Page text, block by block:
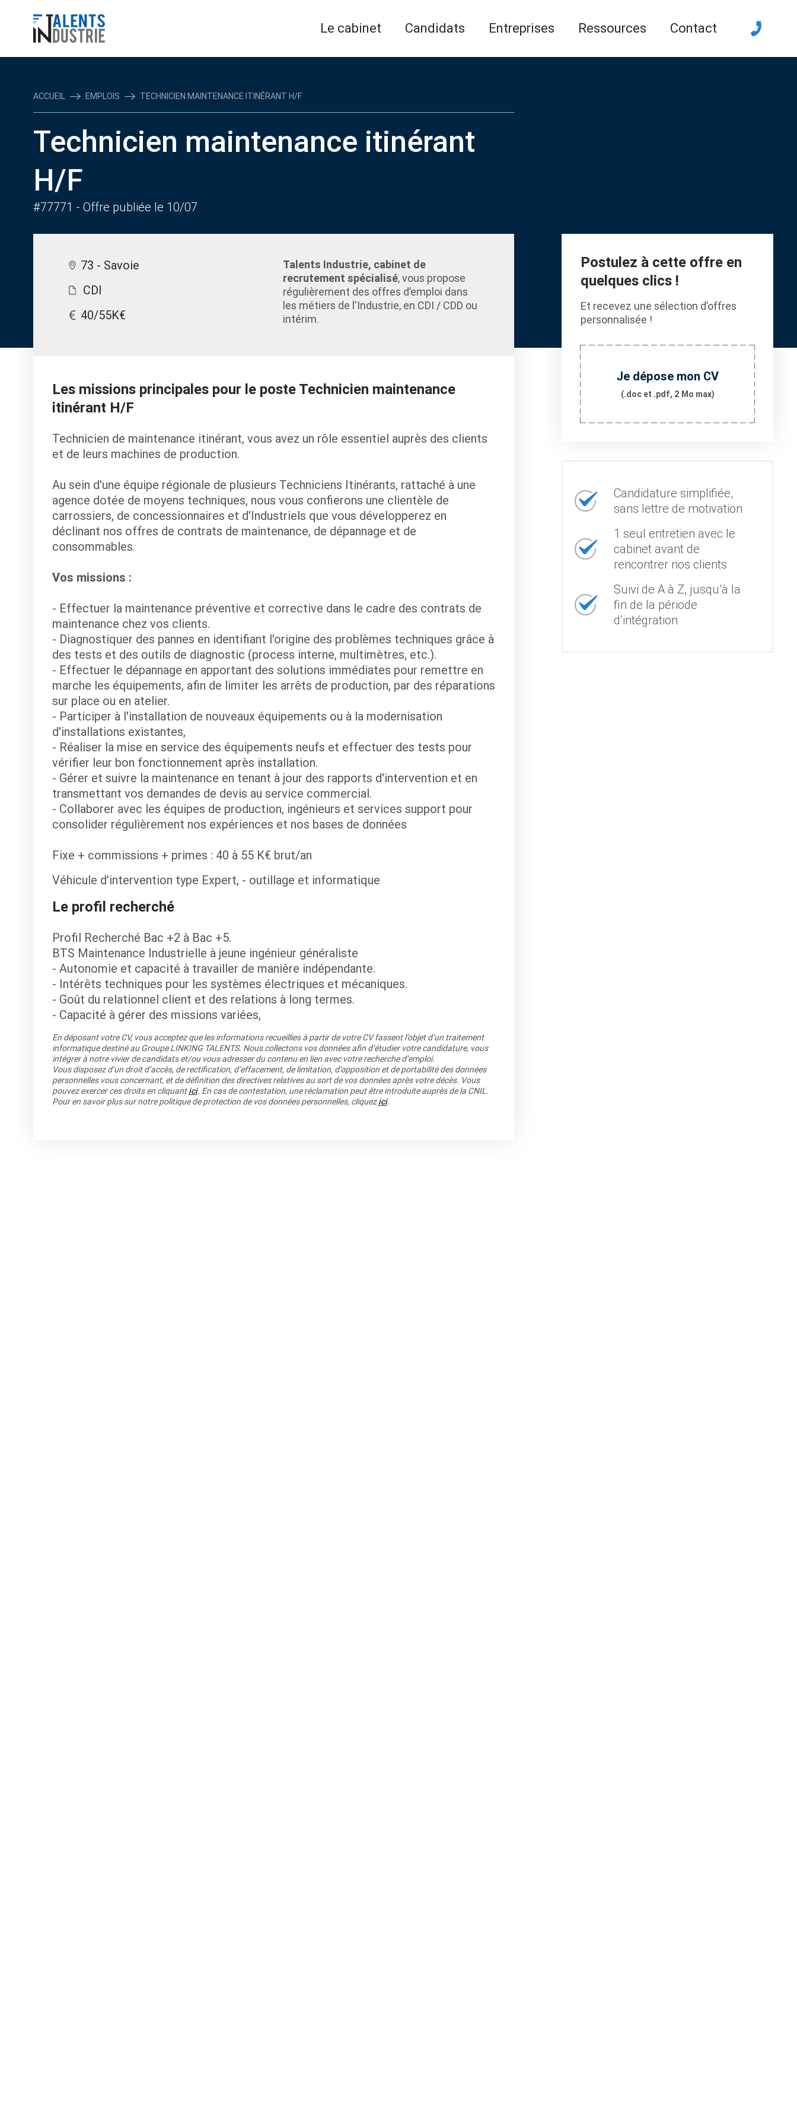
Le cabinet Candidats Entreprises Ressources Contact
ACCUEIL EMPLOIS TECHNICIEN MAINTENANCE ITINÉRANT H/F
Technicien maintenance itinérant
H/F
#77771 - Offre publiée le 10/07
73 - Savoie
CDI
40/55K€
Talents Industrie, cabinet de
recrutement spécialisé, vous propose
régulièrement des offres d’emploi dans
les métiers de l'Industrie, en CDI / CDD ou
intérim.
Les missions principales pour le poste Technicien maintenance
itinérant H/F
Technicien de maintenance itinérant, vous avez un rôle essentiel auprès des clients
et de leurs machines de production.
Au sein d'une équipe régionale de plusieurs Techniciens Itinérants, rattaché à une
agence dotée de moyens techniques, nous vous confierons une clientèle de
carrossiers, de concessionnaires et d'Industriels que vous développerez en
déclinant nos offres de contrats de maintenance, de dépannage et de
consommables.
Vos missions :
- Effectuer la maintenance préventive et corrective dans le cadre des contrats de
maintenance chez vos clients.
- Diagnostiquer des pannes en identifiant l'origine des problèmes techniques grâce à
des tests et des outils de diagnostic (process interne, multimètres, etc.).
- Effectuer le dépannage en apportant des solutions immédiates pour remettre en
marche les équipements, afin de limiter les arrêts de production, par des réparations
sur place ou en atelier.
- Participer à l'installation de nouveaux équipements ou à la modernisation
d'installations existantes,
- Réaliser la mise en service des équipements neufs et effectuer des tests pour
vérifier leur bon fonctionnement après installation.
- Gérer et suivre la maintenance en tenant à jour des rapports d'intervention et en
transmettant vos demandes de devis au service commercial.
- Collaborer avec les équipes de production, ingénieurs et services support pour
consolider régulièrement nos expériences et nos bases de données
Fixe + commissions + primes : 40 à 55 K€ brut/an
Véhicule d'intervention type Expert, - outillage et informatique
Le profil recherché
Profil Recherché Bac +2 à Bac +5.
BTS Maintenance Industrielle à jeune ingénieur généraliste
- Autonomie et capacité à travailler de manière indépendante.
- Intérêts techniques pour les systèmes électriques et mécaniques.
- Goût du relationnel client et des relations à long termes.
- Capacité à gérer des missions variées,
En déposant votre CV, vous acceptez que les informations recueillies à partir de votre CV fassent l’objet d’un traitement
informatique destiné au Groupe LINKING TALENTS. Nous collectons vos données afin d’étudier votre candidature, vous
intégrer à notre vivier de candidats et/ou vous adresser du contenu en lien avec votre recherche d’emploi.
Vous disposez d’un droit d’accès, de rectification, d’effacement, de limitation, d’opposition et de portabilité des données
personnelles vous concernant, et de définition des directives relatives au sort de vos données après votre décès. Vous
pouvez exercer ces droits en cliquantici. En cas de contestation, une réclamation peut être introduite auprès de la CNIL.
Pour en savoir plus sur notre politique de protection de vos données personnelles, cliquezici.
Postulez à cette offre en
quelques clics !
Et recevez une sélection d’offres
personnalisée !
Je dépose mon CV
(.doc et .pdf, 2 Mo max)
Candidature simplifiée,
sans lettre de motivation
1 seul entretien avec le
cabinet avant de
rencontrer nos clients
Suivi de A à Z, jusqu’à la
fin de la période
d’intégration